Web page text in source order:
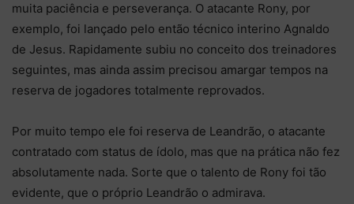
muita paciência e perseverança. O atacante Rony, por
exemplo, foi lançado pelo então técnico interino Agnaldo
de Jesus. Rapidamente subiu no conceito dos treinadores
seguintes, mas ainda assim precisou amargar tempos na
reserva de jogadores totalmente reprovados.
Por muito tempo ele foi reserva de Leandrão, o atacante
contratado com status de ídolo, mas que na prática não fez
absolutamente nada. Sorte que o talento de Rony foi tão
evidente, que o próprio Leandrão o admirava.